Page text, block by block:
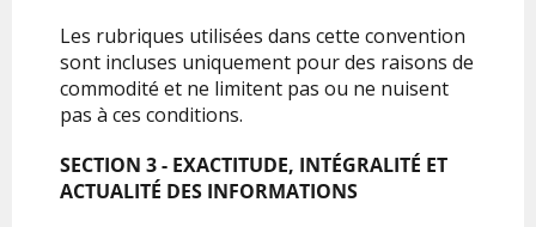
Les rubriques utilisées dans cette convention
sont incluses uniquement pour des raisons de
commodité et ne limitent pas ou ne nuisent
pas à ces conditions.
SECTION 3 - EXACTITUDE, INTÉGRALITÉ ET
ACTUALITÉ DES INFORMATIONS